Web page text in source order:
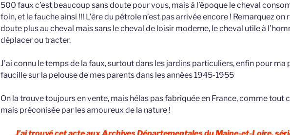
500 faux c’est beaucoup sans doute pour vous, mais à l’époque le cheval
foin, et le fauche ainsi !!! L’ère du pétrole n’est pas arrivée encore ! Remarquez on
doute plus au cheval mais sans le cheval de loisir moderne, le cheval utile à
déplacer ou tracter.
J’ai connu le temps de la faux, surtout dans les jardins particuliers, enfin pour ma
faucille sur la pelouse de mes parents dans les années 1945-1955
On la trouve toujours en vente, mais hélas pas fabriquée en France, comme tout
mais préconisée par les amoureux de la nature !